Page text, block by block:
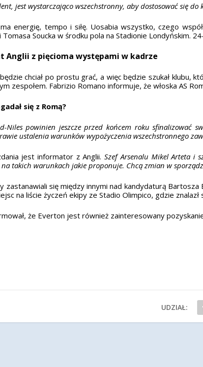
jest wystarczająco wszechstronny, aby dostosować się do
energię, tempo i siłę. Uosabia wszystko, czego
i Tomasa Soucka w środku pola na Stadionie Londyńskim.
Anglii z pięcioma występami w kadrze
chciał po prostu grać, a więc będzie szukał klubu,
zespołem. Fabrizio Romano informuje, że włoska AS
się z Romą?
Niles powinien jeszcze przed końcem roku sfinalizować
ustalenia warunków wypożyczenia wszechstronnego
jest informator z Anglii.Szef Arsenalu Mikel Arteta i
takich warunkach jakie proponuje. Chcą zmian w
zastanawiali się między innymi nad kandydaturą
na liście życzeń ekipy ze Stadio Olimpico, gdzie
że Everton jest również zainteresowany
UDZIAŁ: